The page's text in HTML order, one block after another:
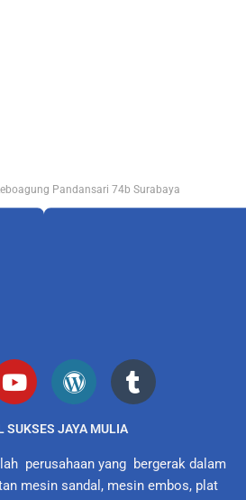
Pandansari 74b Surabaya
SUKSES JAYA MULIA
perusahaan yang bergerak dalam
mesin sandal, mesin embos, plat